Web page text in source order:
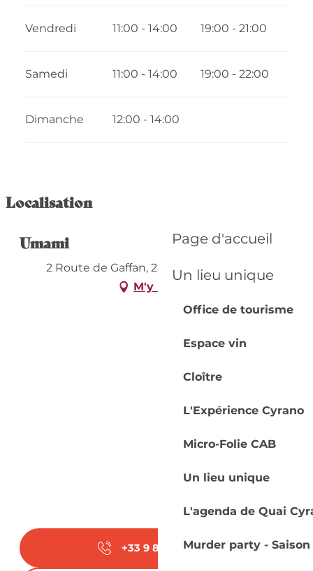
Page d'accueil
Un lieu unique
Office de tourisme
Espace vin
Cloître
L'Expérience Cyrano
Micro-Folie CAB
Un lieu unique
L'agenda de Quai
Murder party - Saison
Vendredi 11:00 - 14:00 19:00 - 21:00
Samedi 11:00 - 14:00 19:00 - 22:00
Dimanche 12:00 - 14:00
Localisation
Umami
2 Route de Gaffan, 24520 Saint-Sauveur
M'y rendre
+33 9 83 84 56▒▒